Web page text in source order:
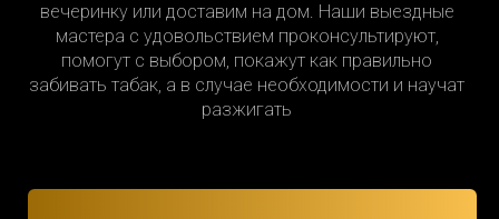
вечеринку или доставим на дом. Наши выездные
мастера с удовольствием проконсультируют,
помогут с выбором, покажут как правильно
забивать табак, а в случае необходимости и научат
разжигать